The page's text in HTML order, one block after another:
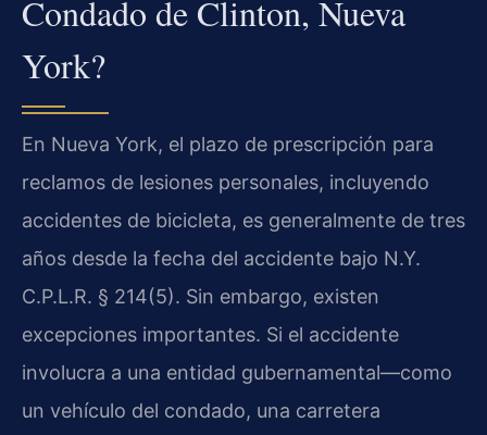
Condado de Clinton, Nueva
York?
En Nueva York, el plazo de prescripción para
reclamos de lesiones personales, incluyendo
accidentes de bicicleta, es generalmente de tres
años desde la fecha del accidente bajo N.Y.
C.P.L.R. § 214(5). Sin embargo, existen
excepciones importantes. Si el accidente
involucra a una entidad gubernamental—como
un vehículo del condado, una carretera